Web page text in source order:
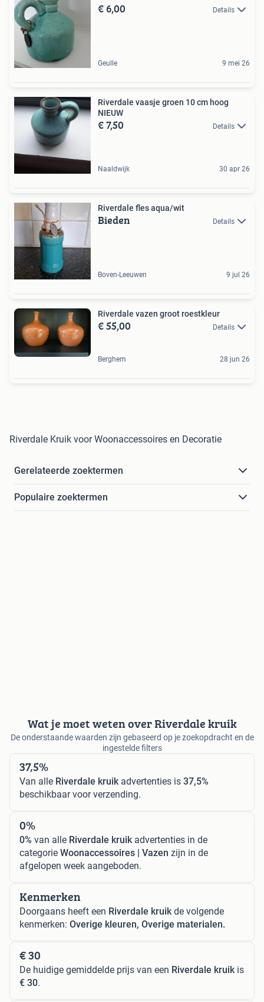
€ 6,00 Details
Geulle 9 mei 26
Riverdale vaasje groen 10 cm hoog
NIEUW
€ 7,50 Details
Naaldwijk 30 apr 26
Riverdale fles aqua/wit
Bieden Details
Boven-Leeuwen 9 jul 26
Riverdale vazen groot roestkleur
€ 55,00 Details
Berghem 28 jun 26
Riverdale Kruik voor Woonaccessoires en Decoratie
Gerelateerde zoektermen
Populaire zoektermen
Wat je moet weten over Riverdale kruik
De onderstaande waarden zijn gebaseerd op je zoekopdracht en de
ingestelde filters
37,5%
Van alle Riverdale kruikadvertenties is 37,5%
beschikbaar voor verzending.
0%
0% van alle Riverdale kruikadvertenties in de
categorie Woonaccessoires | Vazen zijn in de
afgelopen week aangeboden.
Kenmerken
Doorgaans heeft een Riverdale kruikde volgende
kenmerken: Overige kleuren, Overige materialen.
€ 30
De huidige gemiddelde prijs van een Riverdale kruikis
€ 30.